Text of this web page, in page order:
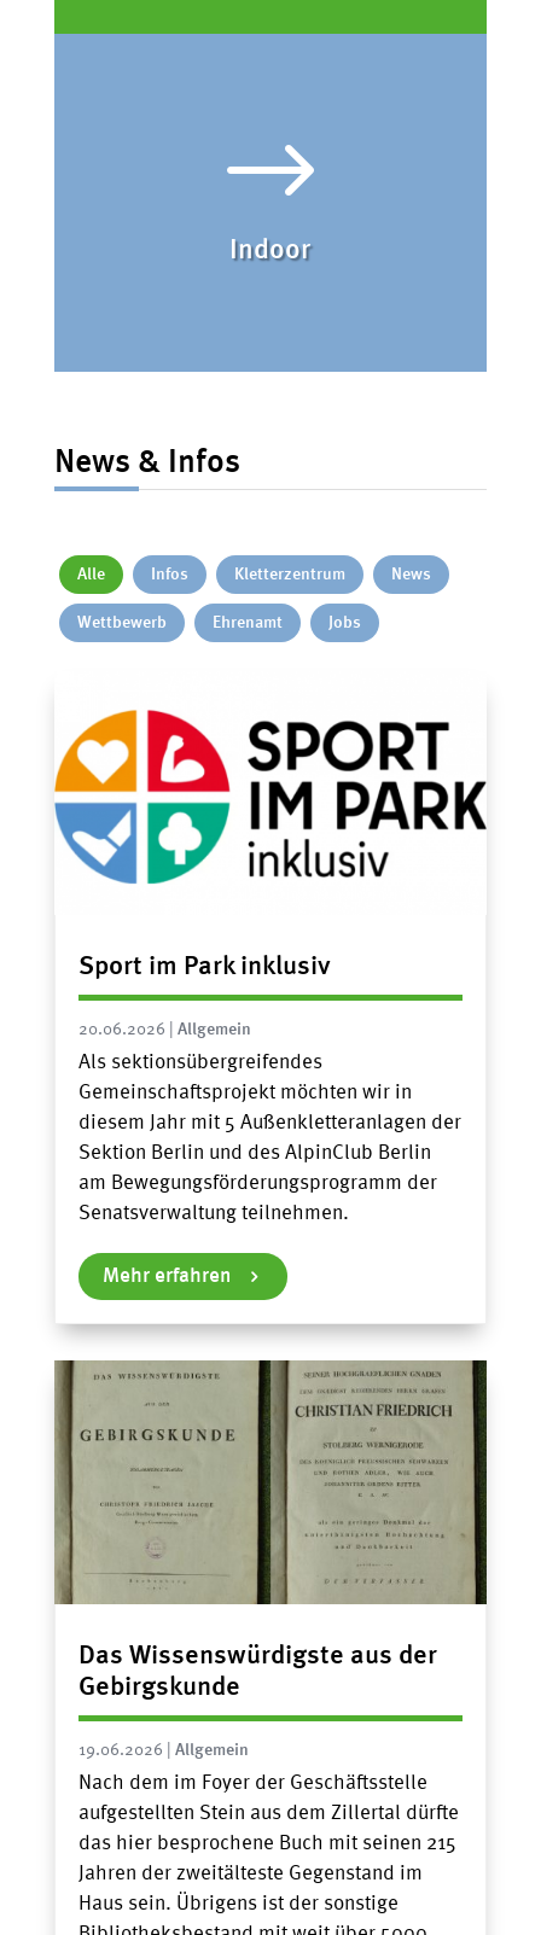
$
Indoor
News & Infos
Alle Infos Kletterzentrum News
Wettbewerb Ehrenamt Jobs
Sport im Park inklusiv
20.06.2026 Allgemein
Als sektionsübergreifendes
Gemeinschaftsprojekt möchten wir in
diesem Jahr mit 5 Außenkletteranlagen der
Sektion Berlin und des AlpinClub Berlin
am Bewegungsförderungsprogramm der
Senatsverwaltung teilnehmen.
Mehr erfahren
Das Wissenswürdigste aus der
Gebirgskunde
19.06.2026 Allgemein
Nach dem im Foyer der Geschäftsstelle
aufgestellten Stein aus dem Zillertal dürfte
das hier besprochene Buch mit seinen 215
Jahren der zweitälteste Gegenstand im
Haus sein. Übrigens ist der sonstige